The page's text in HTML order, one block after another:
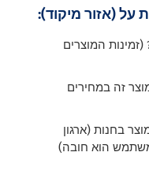
על (אזור מיקוד):
המוצרים
זה במחירים
בחנות (ארגון
הוא חובה)